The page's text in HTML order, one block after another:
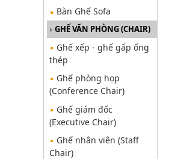
Bàn Ghế Sofa
GHẾ VĂN PHÒNG (CHAIR)
Ghế xếp - ghế gấp ống
thép
Ghế phòng họp
(Conference Chair)
Ghế giám đốc
(Executive Chair)
Ghế nhân viên (Staff
Chair)